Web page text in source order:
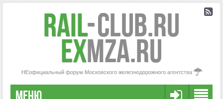
Rail-Club.RU
exMZA.RU
НЕофициальный форум Московского железнодорожного агентства
МЕНЮ